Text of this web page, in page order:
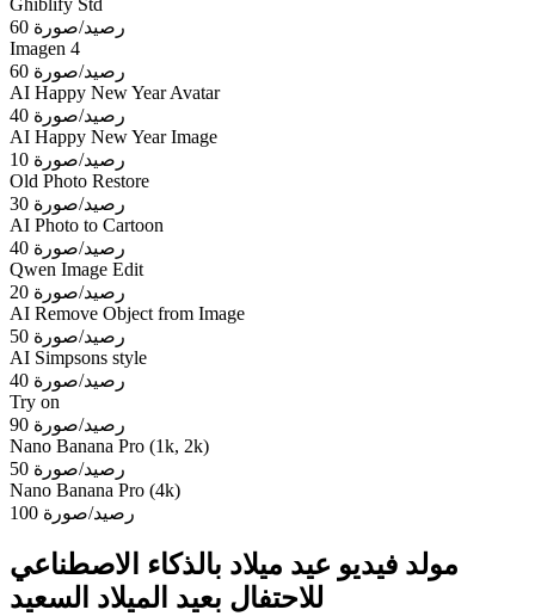
Ghiblify Std
60 رصيد/صورة
Imagen 4
60 رصيد/صورة
AI Happy New Year Avatar
40 رصيد/صورة
AI Happy New Year Image
10 رصيد/صورة
Old Photo Restore
30 رصيد/صورة
AI Photo to Cartoon
40 رصيد/صورة
Qwen Image Edit
20 رصيد/صورة
AI Remove Object from Image
50 رصيد/صورة
AI Simpsons style
40 رصيد/صورة
Try on
90 رصيد/صورة
Nano Banana Pro (1k, 2k)
50 رصيد/صورة
Nano Banana Pro (4k)
100 رصيد/صورة
مولد فيديو عيد ميلاد بالذكاء الاصطناعي
للاحتفال بعيد الميلاد السعيد